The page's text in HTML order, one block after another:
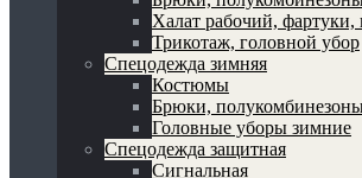
Халат рабочий, фартуки,
Трикотаж, головной убор
Спецодежда зимняя
Костюмы
Брюки,
Головные уборы зимние
Спецодежда защитная
Сигнальная